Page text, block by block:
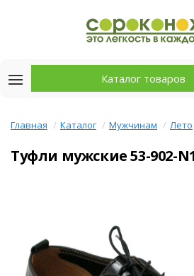
Каталог товаров
Главная Каталог Мужчинам Лето
Туфли мужские 53-902-